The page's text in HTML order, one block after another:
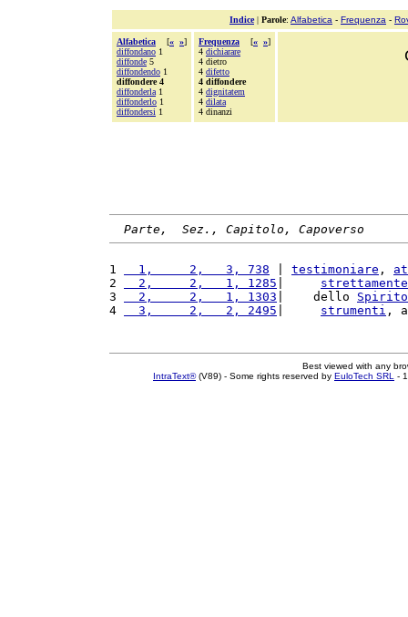
Indice| Parole: Alfabetica - Frequenza -
Alfabetica [« »]
diffondano 1
diffonde 5
diffondendo 1
diffondere 4
diffonderla 1
diffonderlo 1
diffondersi 1
Frequenza [« »]
4 dichiarare
4 dietro
4 difetto
4 diffondere
4 dignitatem
4 dilata
4 dinanzi
Parte,  Sez., Capitolo, Capoverso
1
  1,     2,   3, 738
testimoniare ,
2
  2,     2,   1, 1285
strettamente
3
  2,     2,   1, 1303
|    dello Spirito
4
  3,     2,   2, 2495
strumenti ,
Best viewed with any
IntraText®(V89) - Some rights reserved by EuloTech SRL -